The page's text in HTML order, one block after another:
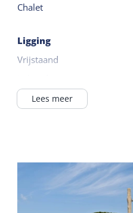
Chalet
Ligging
Vrijstaand
In / bij bos
Slaapkamer begane
Centrale verwarming
Lees meer